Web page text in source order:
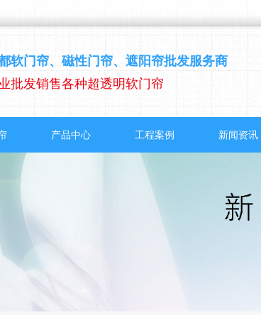
软门帘、磁性门帘、遮阳帘批发服务商
批发销售各种超透明软门帘
产品中心 工程案例 新闻资讯